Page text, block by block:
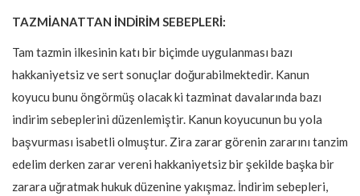
TAZMİANATTAN İNDİRİM SEBEPLERİ:
Tam tazmin ilkesinin katı bir biçimde uygulanması bazı
hakkaniyetsiz ve sert sonuçlar doğurabilmektedir. Kanun
koyucu bunu öngörmüş olacak ki tazminat davalarında bazı
indirim sebeplerini düzenlemiştir. Kanun koyucunun bu yola
başvurması isabetli olmuştur. Zira zarar görenin zararını tanzim
edelim derken zarar vereni hakkaniyetsiz bir şekilde başka bir
zarara uğratmak hukuk düzenine yakışmaz. İndirim sebepleri,